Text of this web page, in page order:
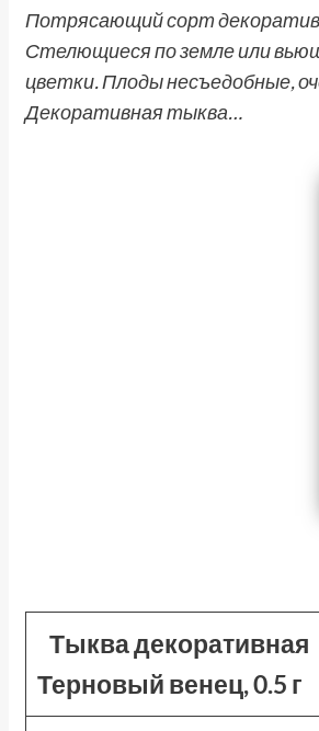
Потрясающий сорт
Стелющиеся по земле или
цветки. Плоды несъедобные,
Декоративная тыква…
Тыква декоративная
Терновый венец, 0.5 г